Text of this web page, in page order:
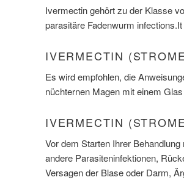
Ivermectin gehört zu der Klasse
parasitäre Fadenwurm
IVERMECTIN
Es wird empfohlen, die
nüchternen Magen mit einem
IVERMECTIN
Vor dem Starten Ihrer
andere Parasiteninfektionen,
Versagen der Blase oder Darm,